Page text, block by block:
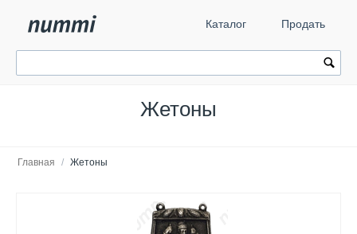
Каталог Продать
Жетоны
Главная / Жетоны